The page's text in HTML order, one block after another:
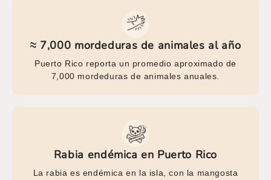
≈ 7,000 mordeduras de animales al año
Puerto Rico reporta un promedio aproximado de
7,000 mordeduras de animales anuales.
Rabia endémica en Puerto Rico
La rabia es endémica en la isla, con la mangosta